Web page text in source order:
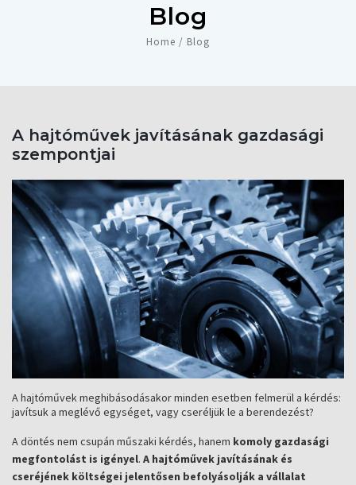
Blog
Home / Blog
A hajtóművek javításának gazdasági
szempontjai
A hajtóművek meghibásodásakor minden esetben felmerül a kérdés:
javítsuk a meglévő egységet, vagy cseréljük le a berendezést?
A döntés nem csupán műszaki kérdés, hanem komoly gazdasági
megfontolást is igényel. A hajtóművek javításának és
cseréjének költségei jelentősen befolyásolják a vállalat